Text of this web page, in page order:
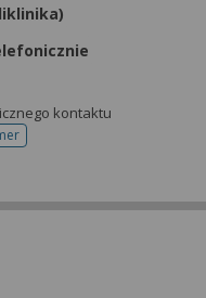
kontaktu
do rejestracji